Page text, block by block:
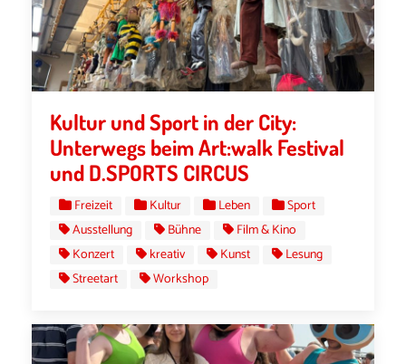
Kultur und Sport in der City:
Unterwegs beim Art:walk Festival
und D.SPORTS CIRCUS
Freizeit Kultur Leben
Sport
Ausstellung
Bühne
Film & Kino
Konzert
kreativ Kunst
Lesung
Streetart
Workshop